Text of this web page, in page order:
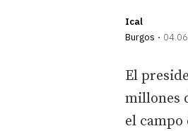
Ical
Burgos
El
millones
el campo